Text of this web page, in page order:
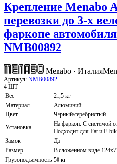
Крепление Menabo
перевозки до 3-х
фаркопе
NMB00892
Menabo · Италия
Артикул: NMB00892
4 ШТ
Вес
21,5 кг
Материал
Алюминий
Цвет
Черный/серебристый
Установка
На фаркоп. С системой
Подходит для Fat и E-
Замок
Да
Размер
В сложенном виде
Грузоподъемность 50 кг